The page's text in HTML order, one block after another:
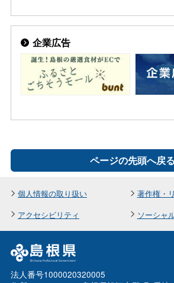
企業広告
ページの先頭へ戻る
個人情報の取り扱い
著作権・
アクセシビリティ
ソーシャ
法人番号1000020320005